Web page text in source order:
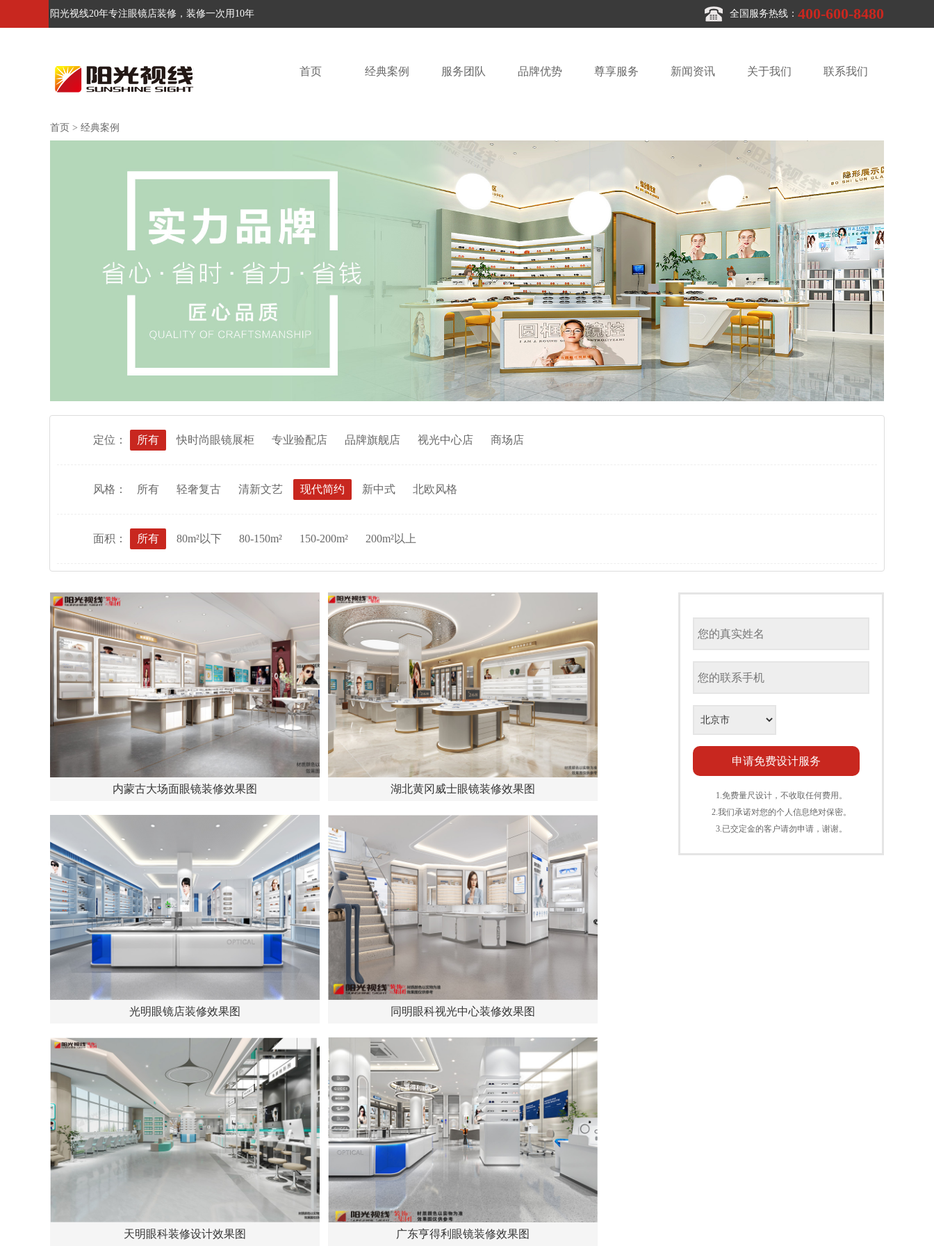
阳光视线20年专注眼镜店装修，装修一次用10年 全国服务热线： 400-600-8480
首页 经典案例 服务团队 品牌优势 尊享服务 新闻资讯 关于我们 联系我们
首页 > 经典案例
定位： 所有 快时尚眼镜展柜 专业验配店 品牌旗舰店 视光中心店 商场店
风格： 所有 轻奢复古 清新文艺 现代简约 新中式 北欧风格
面积： 所有 80m²以下 80-150m² 150-200m² 200m²以上
内蒙古大场面眼镜装修效果图 湖北黄冈威士眼镜装修效果图
光明眼镜店装修效果图 同明眼科视光中心装修效果图
天明眼科装修设计效果图 广东亨得利眼镜装修效果图
1.免费量尺设计，不收取任何费用。
2.我们承诺对您的个人信息绝对保密。
3.已交定金的客户请勿申请，谢谢。